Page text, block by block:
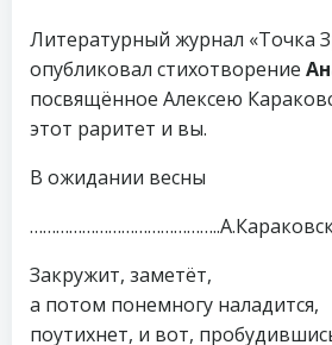
Литературный журнал «Точка
опубликовал стихотворение
посвящённое Алексею
этот раритет и вы.
В ожидании весны
Закружит, заметёт,
а потом понемногу наладится,
поутихнет, и вот,